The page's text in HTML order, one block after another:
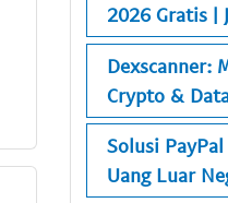
2026 Gratis |
Dexscanner:
Crypto &
Solusi
Uang Luar